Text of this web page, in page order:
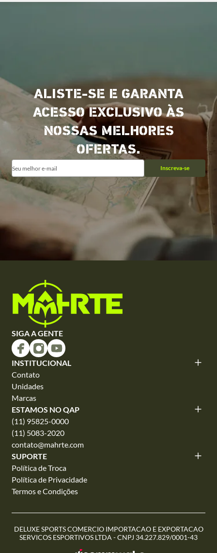
ALISTE-SE E GARANTA
ACESSO EXCLUSIVO ÀS
NOSSAS MELHORES
OFERTAS.
Inscreva-se
SIGA A GENTE
INSTITUCIONAL
Contato
Unidades
Marcas
ESTAMOS NO QAP
(11) 95825-0000
(11) 5083-2020
contato@mahrte.com
SUPORTE
Política de Troca
Política de Privacidade
Termos e Condições
DELUXE SPORTS COMERCIO IMPORTACAO E EXPORTACAO
SERVICOS ESPORTIVOS LTDA - CNPJ 34.227.829/0001-43